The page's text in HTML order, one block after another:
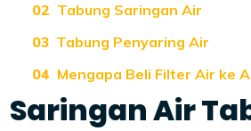
Tabung Saringan Air
Tabung Penyaring Air
Mengapa Beli Filter Air ke
Saringan Air